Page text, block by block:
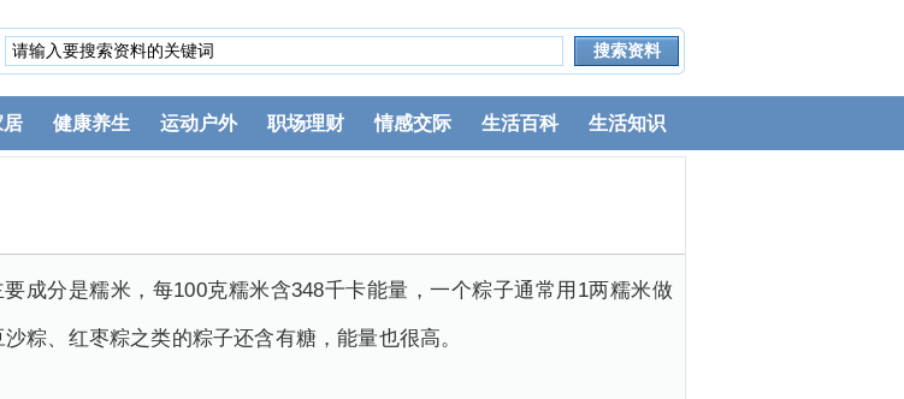
居 健康养生 运动户外 职场理财 情感交际 生活百科 生活知识
成分是糯米，每100克糯米含348千卡能量，一个粽子通常用1两糯米做
粽、红枣粽之类的粽子还含有糖，能量也很高。